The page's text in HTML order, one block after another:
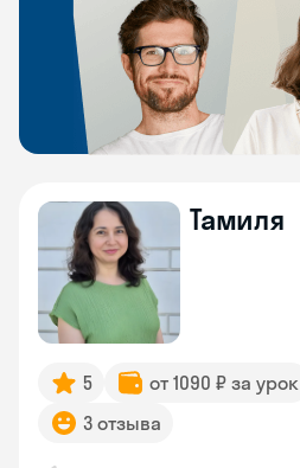
Тамиля
5 от 1090 ₽ за урок
3 отзыва